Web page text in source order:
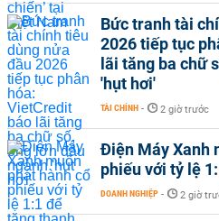
Bức tranh tài
2026 tiếp tục
lãi tăng ba chữ
'hụt hơi'
TÀI CHÍNH - 2 giờ trước
Điện Máy Xanh
phiếu với tỷ lệ
DOANH NGHIỆP - 2 giờ